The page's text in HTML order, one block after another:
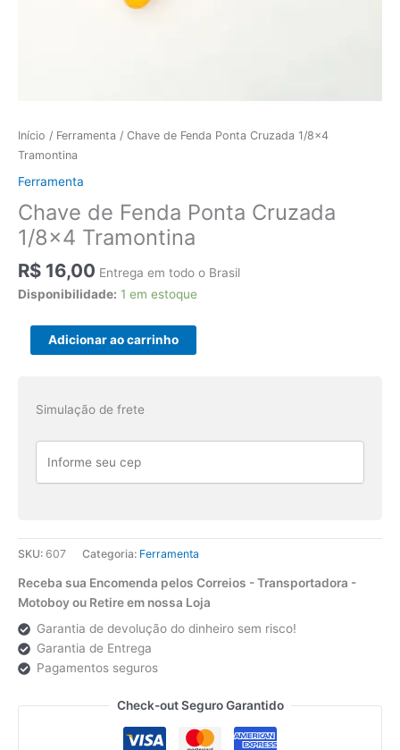
Início / Ferramenta / Chave de Fenda Ponta Cruzada 1/8×4
Tramontina
Ferramenta
Chave de Fenda Ponta Cruzada
1/8×4 Tramontina
R$ 16,00 Entrega em todo o Brasil
Disponibilidade: 1 em estoque
Chave
de
Cruzada
Adicionar ao carrinho
Simulação de frete
SKU: 607 Categoria: Ferramenta
Receba sua Encomenda pelos Correios - Transportadora -
Motoboy ou Retire em nossa Loja
Garantia de devolução do dinheiro sem risco!
Garantia de Entrega
Pagamentos seguros
Check-out Seguro Garantido